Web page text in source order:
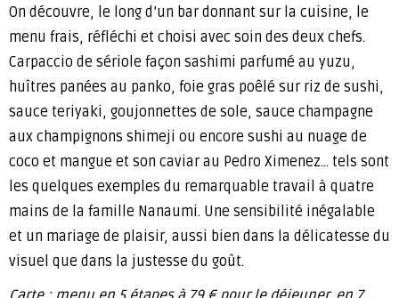
On découvre, le long d’un bar donnant sur la cuisine, le
menu frais, réfléchi et choisi avec soin des deux chefs.
Carpaccio de sériole façon sashimi parfumé au yuzu,
huîtres panées au panko, foie gras poêlé sur riz de sushi,
sauce teriyaki, goujonnettes de sole, sauce champagne
aux champignons shimeji ou encore sushi au nuage de
coco et mangue et son caviar au Pedro Ximenez… tels sont
les quelques exemples du remarquable travail à quatre
mains de la famille Nanaumi. Une sensibilité inégalable
et un mariage de plaisir, aussi bien dans la délicatesse du
visuel que dans la justesse du goût.